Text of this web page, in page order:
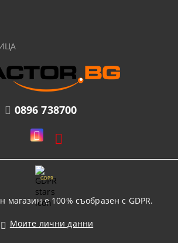
0896 738700
GDPR
магазин е 100% съобразен с GDPR.
Моите лични данни